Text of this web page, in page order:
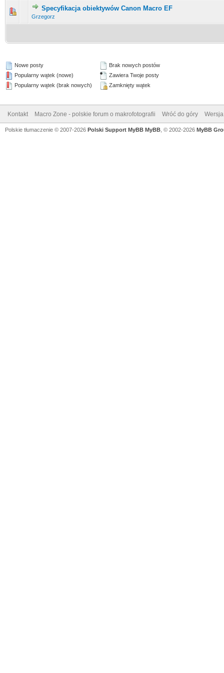
Specyfikacja obiektywów Canon Macro EF
Grzegorz
0 głosów - średnia ocena: 0 na 5 gwiazdek
123 45
Nowe posty
Popularny wątek (nowe)
Popularny wątek (brak nowych)
Brak nowych postów
Zawiera Twoje posty
Zamknięty wątek
Kontakt Macro Zone - polskie forum o makrofotografii Wróć do góry
Polskie tłumaczenie © 2007-2026 Polski Support MyBB MyBB , © 2002-2026 MyBB